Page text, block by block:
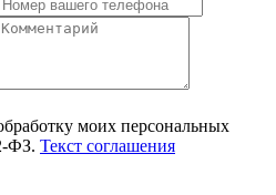
моих персональных
ФЗ. Текст соглашения